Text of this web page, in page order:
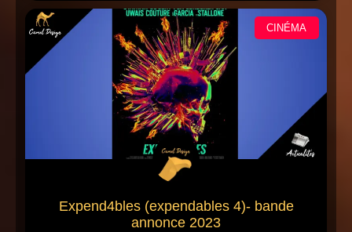
CINÉMA
Expend4bles (expendables 4)- bande
annonce 2023